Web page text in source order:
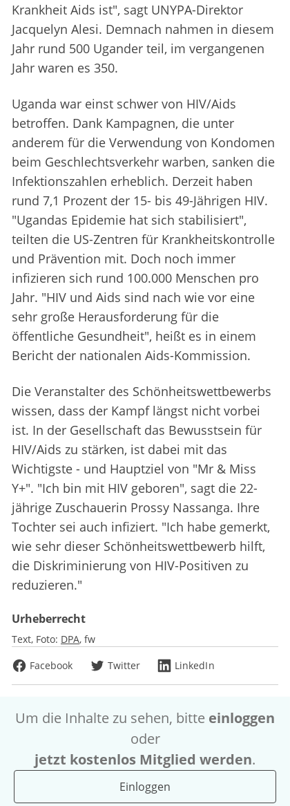
Krankheit Aids ist", sagt UNYPA-Direktor
Jacquelyn Alesi. Demnach nahmen in diesem
Jahr rund 500 Ugander teil, im vergangenen
Jahr waren es 350.
Uganda war einst schwer von HIV/Aids
betroffen. Dank Kampagnen, die unter
anderem für die Verwendung von Kondomen
beim Geschlechtsverkehr warben, sanken die
Infektionszahlen erheblich. Derzeit haben
rund 7,1 Prozent der 15- bis 49-Jährigen HIV.
"Ugandas Epidemie hat sich stabilisiert",
teilten die US-Zentren für Krankheitskontrolle
und Prävention mit. Doch noch immer
infizieren sich rund 100.000 Menschen pro
Jahr. "HIV und Aids sind nach wie vor eine
sehr große Herausforderung für die
öffentliche Gesundheit", heißt es in einem
Bericht der nationalen Aids-Kommission.
Die Veranstalter des Schönheitswettbewerbs
wissen, dass der Kampf längst nicht vorbei
ist. In der Gesellschaft das Bewusstsein für
HIV/Aids zu stärken, ist dabei mit das
Wichtigste - und Hauptziel von "Mr & Miss
Y+". "Ich bin mit HIV geboren", sagt die 22-
jährige Zuschauerin Prossy Nassanga. Ihre
Tochter sei auch infiziert. "Ich habe gemerkt,
wie sehr dieser Schönheitswettbewerb hilft,
die Diskriminierung von HIV-Positiven zu
reduzieren."
Urheberrecht
Text, Foto: DPA fw
Facebook
Twitter LinkedIn
Um die Inhalte zu sehen, bitte einloggen
oder
jetzt kostenlos Mitglied werden.
Einloggen